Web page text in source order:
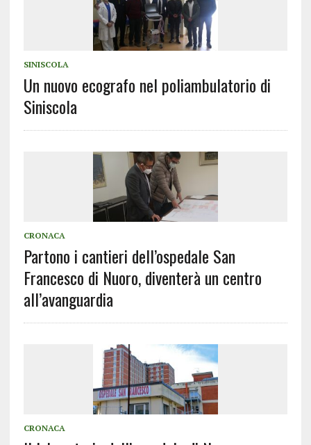
SINISCOLA
Un nuovo ecografo nel poliambulatorio di
Siniscola
CRONACA
Partono i cantieri dell’ospedale San
Francesco di Nuoro, diventerà un centro
all’avanguardia
CRONACA